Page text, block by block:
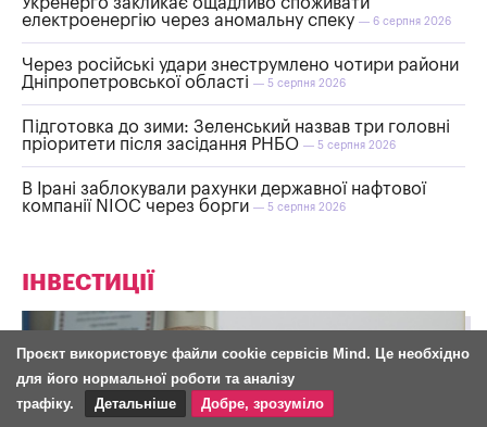
електроенергію через аномальну спеку — 6 серпня 2026
Через російські удари знеструмлено чотири райони
Дніпропетровської області — 5 серпня 2026
Підготовка до зими: Зеленський назвав три головні
пріоритети після засідання РНБО — 5 серпня 2026
В Ірані заблокували рахунки державної нафтової
компанії NIOC через борги — 5 серпня 2026
ІНВЕСТИЦІЇ
Проєкт використовує файли cookie сервісів Mind. Це необхідно
для його нормальної роботи та аналізу
трафіку.
Детальніше Добре, зрозуміло